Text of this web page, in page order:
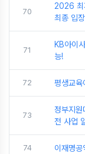
70
2026 최
최종 입
71
KB아이
능!
72 평생교육
73
정부지원
전 사업
74 이재명